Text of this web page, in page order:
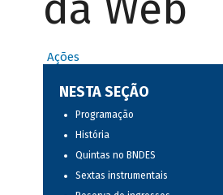
Ações
NESTA SEÇÃO
Programação
História
Quintas no BNDES
Sextas instrumentais